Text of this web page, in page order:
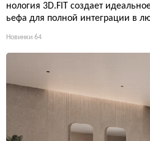
нология 3D.FIT создает
ьефа для полной интеграции в
Новинки 64